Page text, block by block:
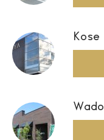
Kose
Wado